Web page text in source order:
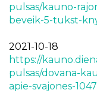
pulsas/kauno-
beveik-5-tukst-
2021-10-18
https://
pulsas/dovana-
apie-svajones-